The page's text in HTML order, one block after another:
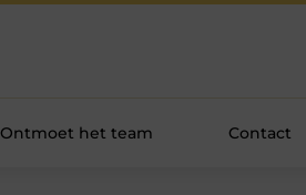
Ontmoet het team Contact